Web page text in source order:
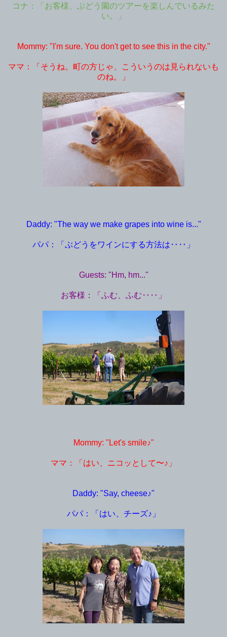
コナ：「お客様、ぶどう園のツアーを楽しんでいるみた
い。」
Mommy: "I'm sure. You don't get to see this in the city."
ママ：「そうね。町の方じゃ、こういうのは見られないも
のね。」
Daddy: "The way we make grapes into wine is..."
パパ：「ぶどうをワインにする方法は‥‥」
Guests: "Hm, hm..."
お客様：「ふむ、ふむ‥‥」
Mommy: "Let's smile♪"
ママ：「はい、ニコッとして〜♪」
Daddy: "Say, cheese♪"
パパ：「はい、チーズ♪」